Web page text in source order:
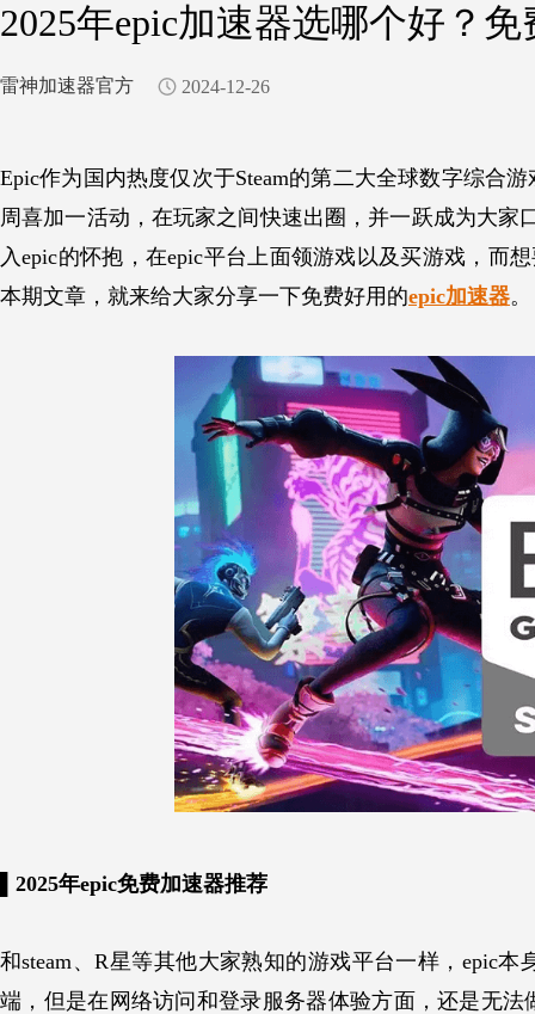
2025年epic加速器选哪个好？
雷神加速器官方 2024-12-26
Epic作为国内热度仅次于Steam的第二大全球数字综合
周喜加一活动，在玩家之间快速出圈，并一跃成为大家
入epic的怀抱，在epic平台上面领游戏以及买游戏，而
本期文章，就来给大家分享一下免费好用的epic加速器。
▌2025年epic免费加速器推荐
和steam、R星等其他大家熟知的游戏平台一样，epic
端，但是在网络访问和登录服务器体验方面，还是无